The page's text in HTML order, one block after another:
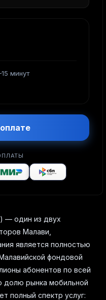
минут
— один из двух
Малави,
является полностью
фондовой
абонентов по всей
долю рынка мобильной
полный спектр услуг: